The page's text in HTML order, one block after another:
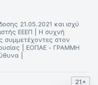
21.05.2021 και ισχύ
ΕΕΕΠ | Η συχνή
συμμετέχοντες στον
| ΕΟΠΑΕ - ΓΡΑΜΜΗ
|
21+